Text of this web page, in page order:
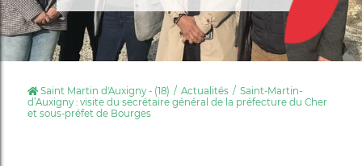
Saint Martin d'Auxigny - (18) Actualités
Saint-Martin-
d’Auxigny : visite du secrétaire général de la préfecture du Cher
et sous-préfet de Bourges